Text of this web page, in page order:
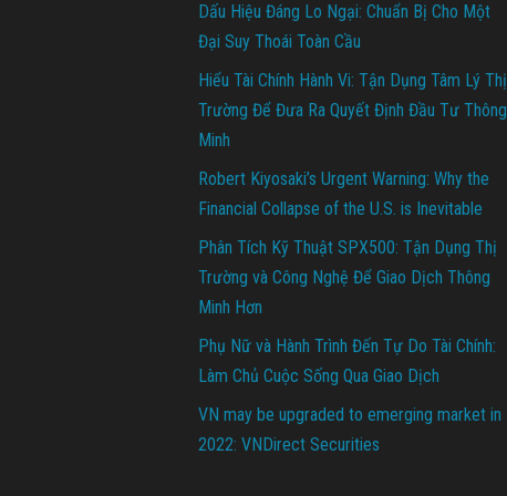
Dấu Hiệu Đáng Lo Ngại: Chuẩn Bị Cho Một
Đại Suy Thoái Toàn Cầu
Hiểu Tài Chính Hành Vi: Tận Dụng Tâm Lý Thị
Trường Để Đưa Ra Quyết Định Đầu Tư Thông
Minh
Robert Kiyosaki’s Urgent Warning: Why the
Financial Collapse of the U.S. is Inevitable
Phân Tích Kỹ Thuật SPX500: Tận Dụng Thị
Trường và Công Nghệ Để Giao Dịch Thông
Minh Hơn
Phụ Nữ và Hành Trình Đến Tự Do Tài Chính:
Làm Chủ Cuộc Sống Qua Giao Dịch
VN may be upgraded to emerging market in
2022: VNDirect Securities